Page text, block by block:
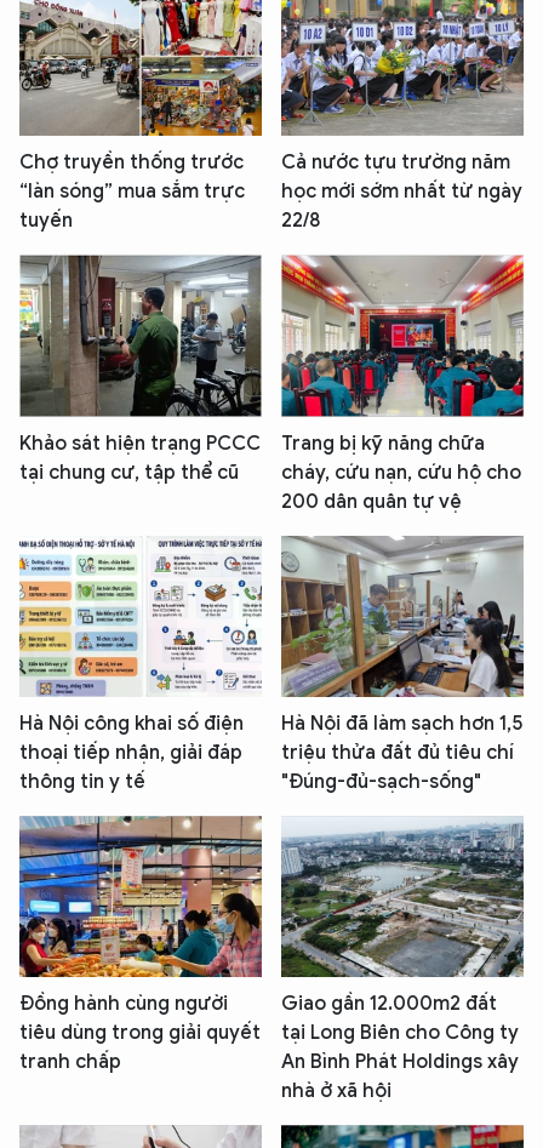
Chợ truyền thống trước
“làn sóng” mua sắm trực
tuyến
Cả nước tựu trường năm
học mới sớm nhất từ ngày
22/8
Khảo sát hiện trạng PCCC
tại chung cư, tập thể cũ
Trang bị kỹ năng chữa
cháy, cứu nạn, cứu hộ cho
200 dân quân tự vệ
Hà Nội công khai số điện
thoại tiếp nhận, giải đáp
thông tin y tế
Hà Nội đã làm sạch hơn 1,5
triệu thửa đất đủ tiêu chí
"Đúng-đủ-sạch-sống"
Đồng hành cùng người
tiêu dùng trong giải quyết
tranh chấp
Giao gần 12.000m2 đất
tại Long Biên cho Công ty
An Bình Phát Holdings xây
nhà ở xã hội